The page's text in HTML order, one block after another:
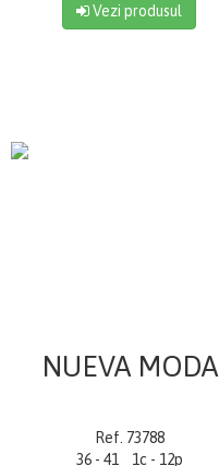
Vezi produsul
NUEVA MODA
Ref. 73788
36 - 41 1c - 12p